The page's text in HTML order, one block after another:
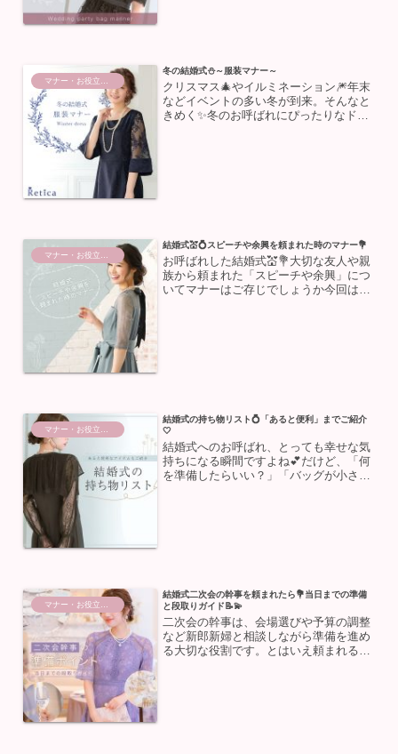
冬の結婚式⛄～服装マナー～
クリスマス🎄やイルミネーション🎆年末
などイベントの多い冬が到来。そんなと
きめく✨冬のお呼ばれにぴったりなドレ
マナー・お役立ち情報
結婚式💒💍スピーチや余興を頼まれた時のマナー💐
お呼ばれした結婚式💒💐大切な友人や親
族から頼まれた「スピーチや余興」につ
いてマナーはご存じでしょうか今回はス
マナー・お役立ち情報
結婚式の持ち物リスト💍「あると便利」までご紹介
🤍
結婚式へのお呼ばれ、とっても幸せな気
持ちになる瞬間ですよね💕だけど、「何
を準備したらいい？」「バッグが小さく
結婚式二次会の幹事を頼まれたら💐当日までの準備
と段取りガイド📝💫
二次会の幹事は、会場選びや予算の調整
など新郎新婦と相談しながら準備を進め
る大切な役割です。とはいえ頼まれる機